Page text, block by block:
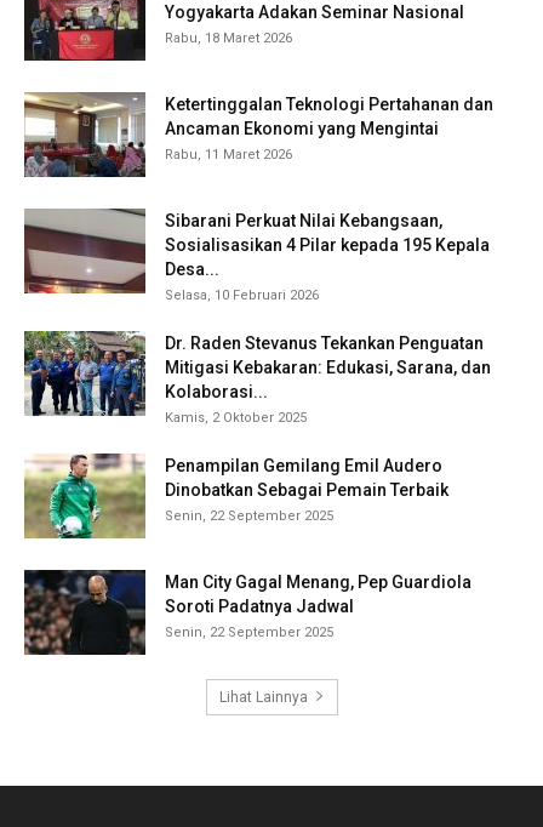
Yogyakarta Adakan Seminar Nasional
Rabu, 18 Maret 2026
Ketertinggalan Teknologi Pertahanan dan
Ancaman Ekonomi yang Mengintai
Rabu, 11 Maret 2026
Sibarani Perkuat Nilai Kebangsaan,
Sosialisasikan 4 Pilar kepada 195 Kepala
Desa...
Selasa, 10 Februari 2026
Dr. Raden Stevanus Tekankan Penguatan
Mitigasi Kebakaran: Edukasi, Sarana, dan
Kolaborasi...
Kamis, 2 Oktober 2025
Penampilan Gemilang Emil Audero
Dinobatkan Sebagai Pemain Terbaik
Senin, 22 September 2025
Man City Gagal Menang, Pep Guardiola
Soroti Padatnya Jadwal
Senin, 22 September 2025
Lihat Lainnya